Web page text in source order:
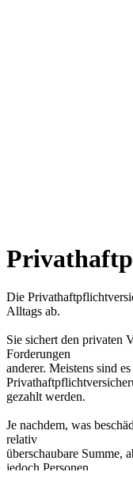
Die
Alltags ab.
Sie sichert den privaten
Forderungen
anderer. Meistens sind
gezahlt werden.
Je nachdem, was
relativ
überschaubare Summe,
jedoch Personen